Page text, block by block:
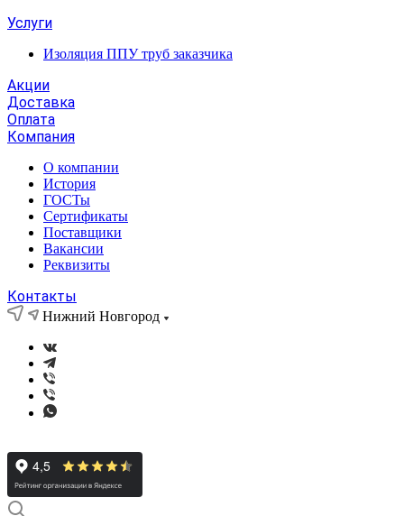
Услуги
Изоляция ППУ труб заказчика
Акции
Доставка
Оплата
Компания
О компании
История
ГОСТы
Сертификаты
Поставщики
Вакансии
Реквизиты
Контакты
Нижний Новгород